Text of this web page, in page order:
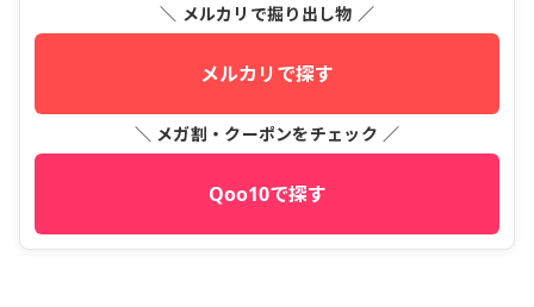
＼ メルカリで掘り出し物 ／
メルカリで探す
＼ メガ割・クーポンをチェック ／
Qoo10で探す